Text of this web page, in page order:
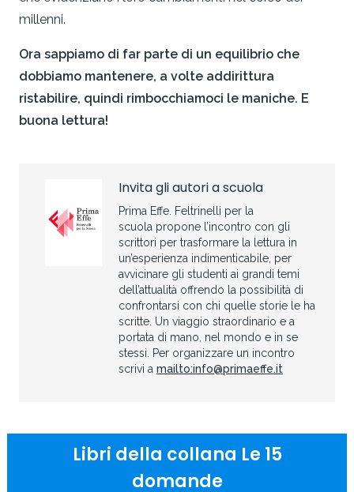
millenni.
Ora sappiamo di far parte di un equilibrio che
dobbiamo mantenere, a volte addirittura
ristabilire, quindi rimbocchiamoci le maniche. E
buona lettura!
Invita gli autori a scuola
Prima Effe. Feltrinelli per la
scuola propone l’incontro con gli
scrittori per trasformare la lettura in
un’esperienza indimenticabile, per
avvicinare gli studenti ai grandi temi
dell’attualità offrendo la possibilità di
confrontarsi con chi quelle storie le ha
scritte. Un viaggio straordinario e a
portata di mano, nel mondo e in se
stessi. Per organizzare un incontro
scrivi a mailto:info@primaeffe.it
Libri della collana Le 15
domande